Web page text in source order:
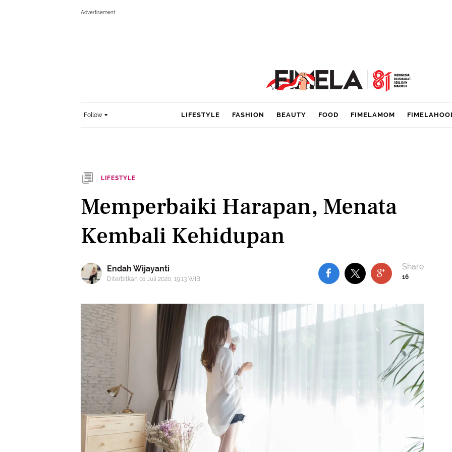
Follow LIFESTYLE FASHION BEAUTY FOOD FIMELAMOM
LIFESTYLE
Memperbaiki Harapan, Menata
Kembali Kehidupan
Endah Wijayanti
Diterbitkan 01 Juli 2020, 19:13 WIB 16